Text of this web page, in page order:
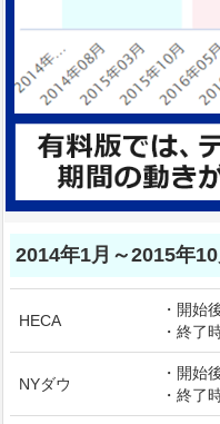
2014年1月～2015年
HECA
・開始
・終了
NYダウ
・開始
・終了